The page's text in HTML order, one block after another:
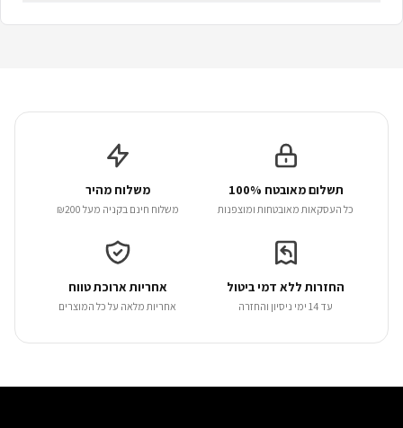
תשלום מאובטח 100%
כל העסקאות מאובטחות ומוצפנות
משלוח מהיר
משלוח חינם בקניה מעל ₪200
החזרות ללא דמי ביטול
עד 14 ימי ניסיון והחזרה
אחריות ארוכת טווח
אחריות מלאה על כל המוצרים